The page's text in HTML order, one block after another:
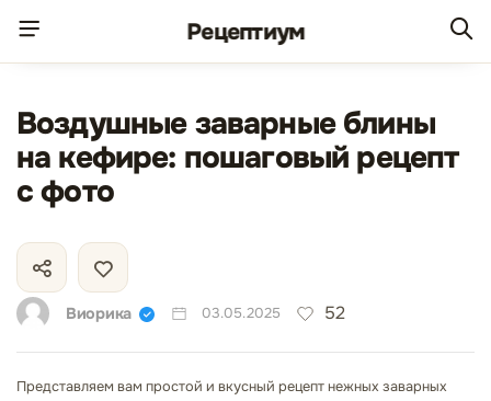
Рецептиум
Воздушные заварные блины
на кефире: пошаговый рецепт
с фото
Виорика 03.05.2025 52
Представляем вам простой и вкусный рецепт нежных заварных